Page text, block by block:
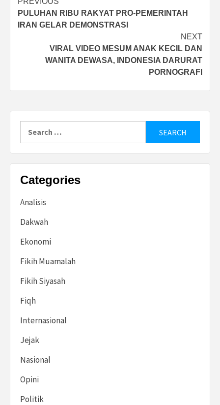
navigation
PULUHAN RIBU RAKYAT PRO-PEMERINTAH
IRAN GELAR DEMONSTRASI
NEXT
VIRAL VIDEO MESUM ANAK KECIL DAN
WANITA DEWASA, INDONESIA DARURAT
PORNOGRAFI
Categories
Analisis
Dakwah
Ekonomi
Fikih Muamalah
Fikih Siyasah
Fiqh
Internasional
Jejak
Nasional
Opini
Politik